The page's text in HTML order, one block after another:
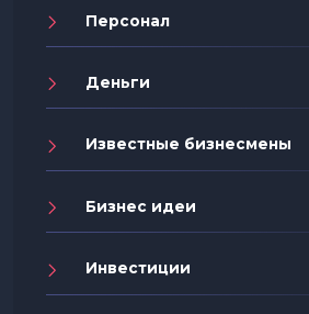
Персонал
Деньги
Известные бизнесмены
Бизнес идеи
Инвестиции